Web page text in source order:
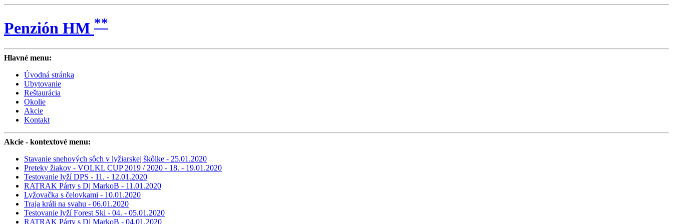
Penzión HM **
Hlavné menu:
Úvodná stránka
Ubytovanie
Reštaurácia
Okolie
Akcie
Kontakt
Akcie - kontextové menu:
Stavanie snehových sôch v lyžiarskej škôlke - 25.01.2020
Preteky žiakov - VOLKL CUP 2019 / 2020 - 18. - 19.01.2020
Testovanie lyží DPS - 11. - 12.01.2020
RATRAK Párty s Dj MarkoB - 11.01.2020
Lyžovačka s čelovkami - 10.01.2020
Traja králi na svahu - 06.01.2020
Testovanie lyží Forest Ski - 04. - 05.01.2020
RATRAK Párty s Dj MarkoB - 04.01.2020